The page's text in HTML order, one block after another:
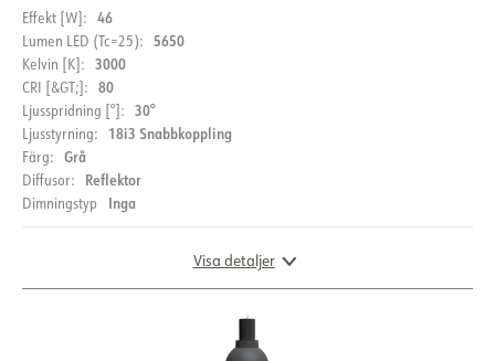
Effekt [W]: 46
Lumen LED (Tc=25): 5650
Kelvin [K]: 3000
CRI [&GT;]: 80
Ljusspridning [°]: 30°
Ljusstyrning: 18i3 Snabbkoppling
Färg: Grå
Diffusor: Reflektor
Dimningstyp Inga
Visa detaljer